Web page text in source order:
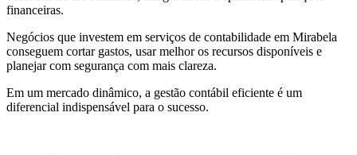
financeiras.
Negócios que investem em serviços de contabilidade em Mirabela
conseguem cortar gastos, usar melhor os recursos disponíveis e
planejar com segurança com mais clareza.
Em um mercado dinâmico, a gestão contábil eficiente é um
diferencial indispensável para o sucesso.